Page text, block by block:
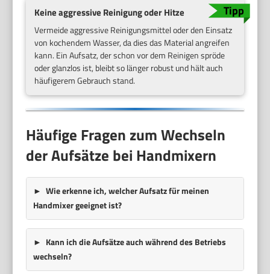
Keine aggressive Reinigung oder Hitze
Vermeide aggressive Reinigungsmittel oder den Einsatz
von kochendem Wasser, da dies das Material angreifen
kann. Ein Aufsatz, der schon vor dem Reinigen spröde
oder glanzlos ist, bleibt so länger robust und hält auch
häufigerem Gebrauch stand.
Häufige Fragen zum Wechseln
der Aufsätze bei Handmixern
Wie erkenne ich, welcher Aufsatz für meinen
Handmixer geeignet ist?
Kann ich die Aufsätze auch während des Betriebs
wechseln?